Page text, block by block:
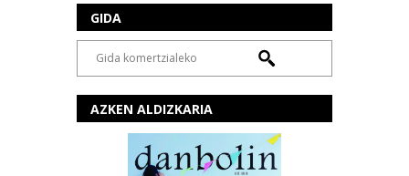
GIDA
AZKEN ALDIZKARIA